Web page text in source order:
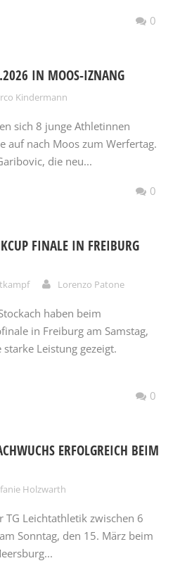
0
IN MOOS-IZNANG
Kindermann
sich 8 junge Athletinnen
auf nach Moos zum Werfertag.
die neu...
0
FINALE IN FREIBURG
Lorenzo Patone
haben beim
in Freiburg am Samstag,
Leistung gezeigt.
0
ERFOLGREICH BEIM
Holzwarth
TG Leichtathletik zwischen 6
Sonntag, den 15. März beim